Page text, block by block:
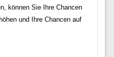
können Sie Ihre Chancen
und Ihre Chancen auf